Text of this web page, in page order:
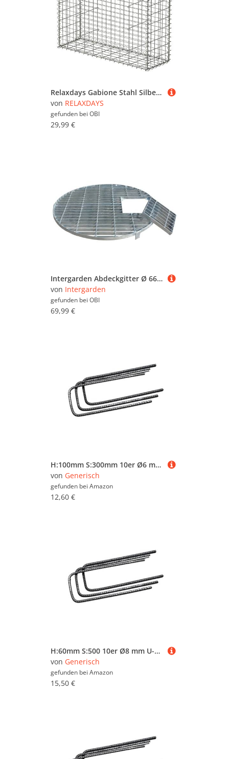
Relaxdays Gabione Stahl Silber Verzinkt 100 cm x 80 cm x 30 cm
von RELAXDAYS
gefunden bei OBI
29,99 €
Intergarden Abdeckgitter Ø 66 cm Verzinkt bis 250 kg Belastbar für Brunnen Becken & Wasserspiele
von Intergarden
gefunden bei OBI
69,99 €
H:100mm S:300mm 10er Ø6 mm U-Bügel Baustahl Steckbügel Betonstahl Bügel Bewehrungsstahl für Ihre Bauvorhaben und Drillaparat
von Generisch
gefunden bei Amazon
12,60 €
H:60mm S:500 10er Ø8 mm U-Bügel Baustahl Steckbügel Betonstahl Bügel Bewehrungsstahl für Ihre Bauvorhaben
von Generisch
gefunden bei Amazon
15,50 €